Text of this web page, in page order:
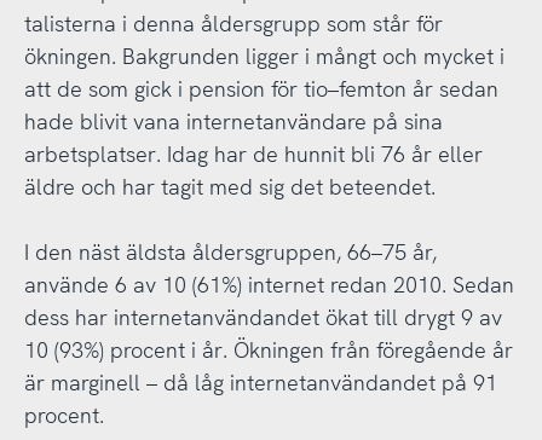
talisterna i denna åldersgrupp som står för
ökningen. Bakgrunden ligger i mångt och mycket i
att de som gick i pension för tio–femton år sedan
hade blivit vana internetanvändare på sina
arbetsplatser. Idag har de hunnit bli 76 år eller
äldre och har tagit med sig det beteendet.
I den näst äldsta åldersgruppen, 66–75 år,
använde 6 av 10 (61%) internet redan 2010. Sedan
dess har internetanvändandet ökat till drygt 9 av
10 (93%) procent i år. Ökningen från föregående år
är marginell – då låg internetanvändandet på 91
procent.